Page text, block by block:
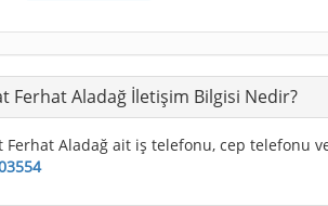
Ferhat Aladağ İletişim Bilgisi Nedir?
Ferhat Aladağ ait iş telefonu, cep telefonu